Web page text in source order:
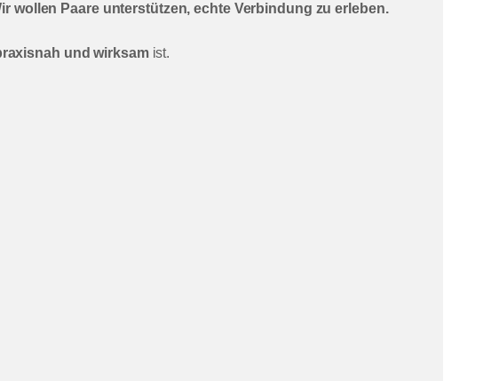
wollen Paare unterstützen, echte Verbindung zu erleben.
und wirksamist.